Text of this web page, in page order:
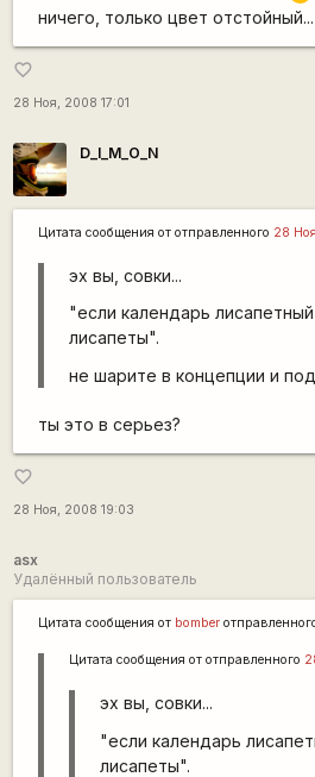
ничего, только цвет отстойный...
favorite_border
28 Ноя, 2008 17:01
D_I_M_O_N
Цитата сообщения от отправленного 28
эх вы, совки...
"если календарь
лисапеты".
не шарите в концепции и
ты это в серьез?
favorite_border
28 Ноя, 2008 19:03
asx
Удалённый пользователь
Цитата сообщения от bomber
Цитата сообщения от отправленного
эх вы, совки...
"если календарь
лисапеты".